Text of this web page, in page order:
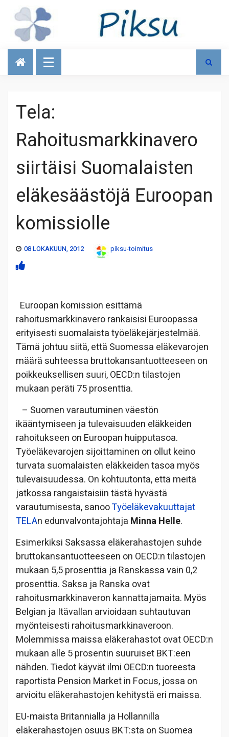
Talous
Tela:
Rahoitusmarkkinavero
siirtäisi Suomalaisten
eläkesäästöjä Euroopan
komissiolle
08 LOKAKUUN, 2012 piksu-toimitus
Euroopan komission esittämä
rahoitusmarkkinavero rankaisisi Euroopassa
erityisesti suomalaista työeläkejärjestelmää.
Tämä johtuu siitä, että Suomessa eläkevarojen
määrä suhteessa bruttokansantuotteeseen on
poikkeuksellisen suuri, OECD:n tilastojen
mukaan peräti 75 prosenttia.
– Suomen varautuminen väestön
ikääntymiseen ja tulevaisuuden eläkkeiden
rahoitukseen on Euroopan huipputasoa.
Työeläkevarojen sijoittaminen on ollut keino
turvata suomalaisten eläkkeiden tasoa myös
tulevaisuudessa. On kohtuutonta, että meitä
jatkossa rangaistaisiin tästä hyvästä
varautumisesta, sanooTyöeläkevakuuttajat
TELAn edunvalvontajohtaja Minna Helle.
Esimerkiksi Saksassa eläkerahastojen suhde
bruttokansantuotteeseen on OECD:n tilastojen
mukaan 5,5 prosenttia ja Ranskassa vain 0,2
prosenttia. Saksa ja Ranska ovat
rahoitusmarkkinaveron kannattajamaita. Myös
Belgian ja Itävallan arvioidaan suhtautuvan
myönteisesti rahoitusmarkkinaveroon.
Molemmissa maissa eläkerahastot ovat OECD:n
mukaan alle 5 prosentin suuruiset BKT:een
nähden. Tiedot käyvät ilmi OECD:n tuoreesta
raportista Pension Market in Focus, jossa on
arvioitu eläkerahastojen kehitystä eri maissa.
EU-maista Britannialla ja Hollannilla
eläkerahastojen osuus BKT:sta on Suomea